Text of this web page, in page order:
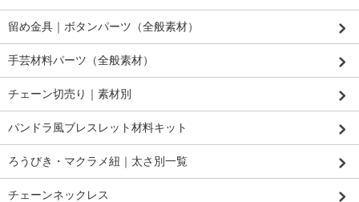
留め金具｜ボタンパーツ（全般素材）
手芸材料パーツ（全般素材）
チェーン切売り｜素材別
パンドラ風ブレスレット材料キット
ろうびき・マクラメ紐｜太さ別一覧
チェーンネックレス